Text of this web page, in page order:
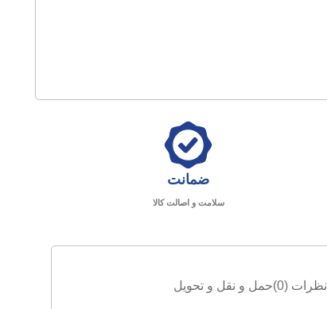
ضمانت
سلامت و اصالت کالا
نظرات (0) حمل و نقل و تحویل